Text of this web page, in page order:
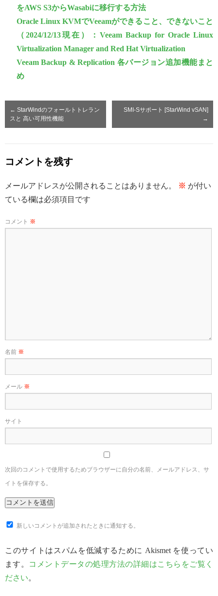
をAWS S3からWasabiに移行する方法
Oracle Linux KVMでVeeamができること、できないこと
（2024/12/13現在）：Veeam Backup for Oracle Linux
Virtualization Manager and Red Hat Virtualization
Veeam Backup & Replication 各バージョン追加機能まと
め
← StarWindのフォールトトレラン
スと 高い可用性機能
SMI-Sサポート [StarWind vSAN]
→
コメントを残す
メールアドレスが公開されることはありません。 ※ が付い
ている欄は必須項目です
コメント ※
名前 ※
メール ※
サイト
次回のコメントで使用するためブラウザーに自分の名前、メールアドレス、サ
イトを保存する。
新しいコメントが追加されたときに通知する。
このサイトはスパムを低減するために Akismet を使ってい
ます。 コメントデータの処理方法の詳細はこちらをご覧く
ださい。